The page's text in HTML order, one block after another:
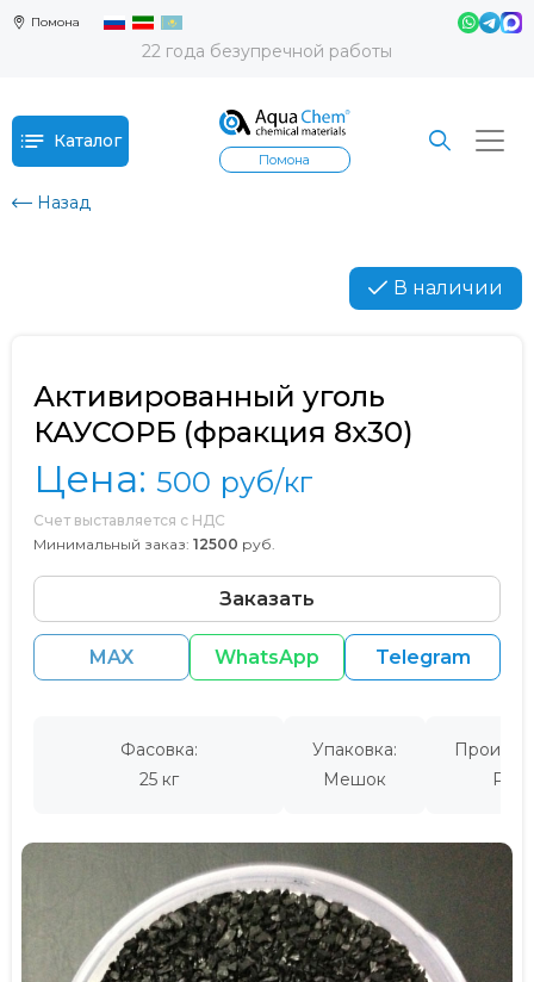
Помона
22 года безупречной работы
Каталог
Помона
Назад
В наличии
Активированный уголь
КАУСОРБ (фракция 8х30)
Цена: 500 руб/кг
Счет выставляется с НДС
Минимальный заказ: 12500 руб.
Заказать
MAX WhatsApp Telegram
Фасовка:
25 кг
Упаковка:
Мешок